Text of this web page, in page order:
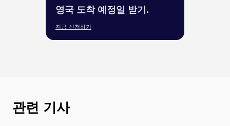
영국 도착 예정일 받기.
지금 신청하기
관련 기사